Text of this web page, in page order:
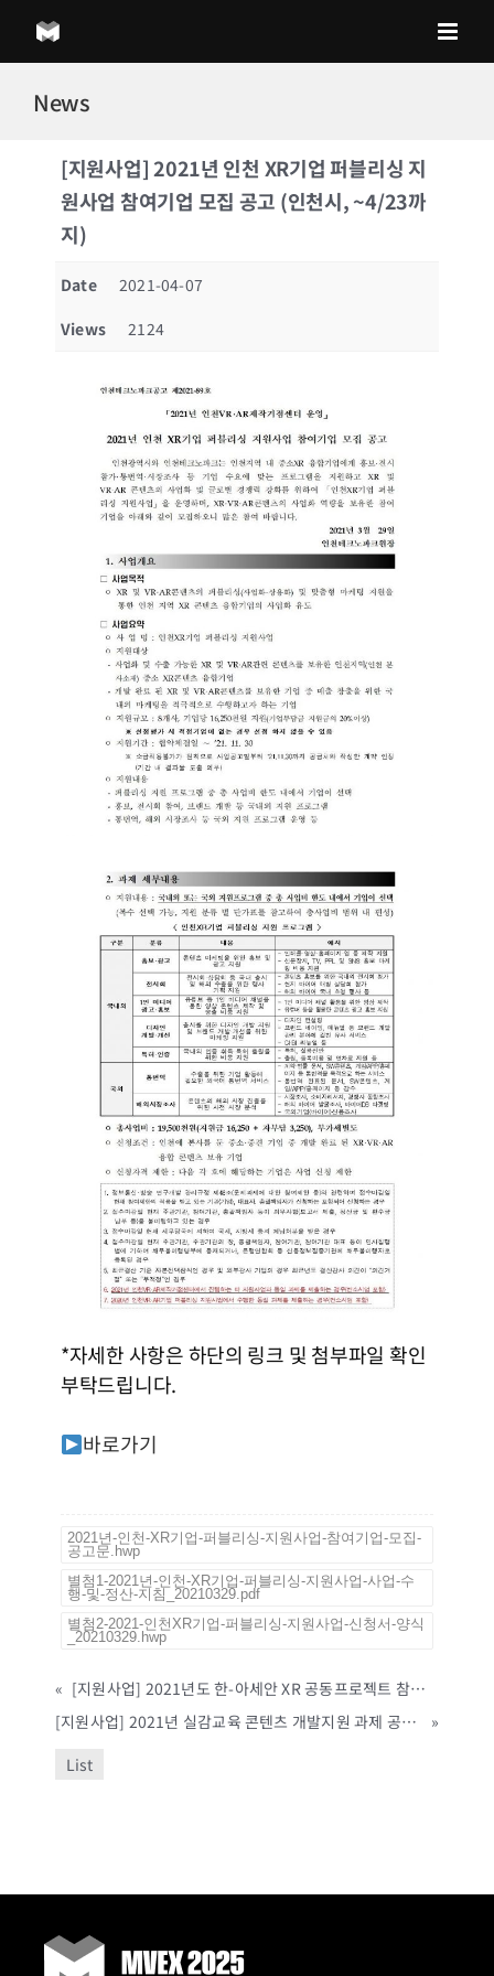
content
News
[지원사업] 2021년 인천 XR기업 퍼블리싱 지
원사업 참여기업 모집 공고 (인천시, ~4/23까
지)
Date
2021-04-07
Views
2124
*자세한 사항은 하단의 링크 및 첨부파일 확인
부탁드립니다.
바로가기
2021년-인천-XR기업-퍼블리싱-지원사업-참여기업-모집-
공고문.hwp
별첨1-2021년-인천-XR기업-퍼블리싱-지원사업-사업-수
행-및-정산-지침_20210329.pdf
별첨2-2021-인천XR기업-퍼블리싱-지원사업-신청서-양식
_20210329.hwp
«
[지원사업] 2021년도 한-아세안 XR 공동프로젝트 참여기업 모집 공고 (~4/19까지)
[지원사업] 2021년 실감교육 콘텐츠 개발지원 과제 공고(정보통신산업진흥원, ~ 4/30까지)
»
List